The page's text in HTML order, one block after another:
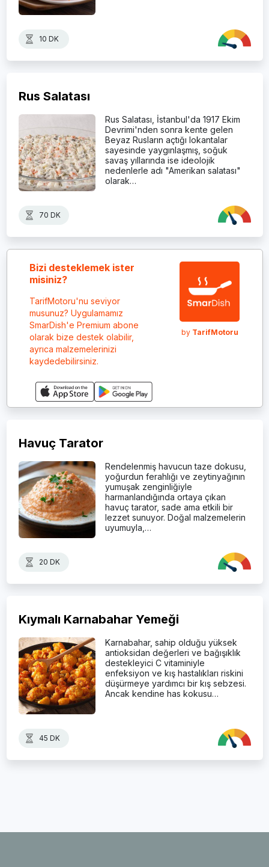
10 DK
Rus Salatası
Rus Salatası, İstanbul'da 1917 Ekim
Devrimi'nden sonra kente gelen
Beyaz Rusların açtığı lokantalar
sayesinde yaygınlaşmış, soğuk
savaş yıllarında ise ideolojik
nedenlerle adı "Amerikan salatası"
olarak…
70 DK
Bizi desteklemek ister
misiniz?
TarifMotoru'nu seviyor
musunuz? Uygulamamız
SmarDish'e Premium abone
olarak bize destek olabilir,
ayrıca malzemelerinizi
kaydedebilirsiniz.
by TarifMotoru
Havuç Tarator
Rendelenmiş havucun taze dokusu,
yoğurdun ferahlığı ve zeytinyağının
yumuşak zenginliğiyle
harmanlandığında ortaya çıkan
havuç tarator, sade ama etkili bir
lezzet sunuyor. Doğal malzemelerin
uyumuyla,…
20 DK
Kıymalı Karnabahar Yemeği
Karnabahar, sahip olduğu yüksek
antioksidan değerleri ve bağışıklık
destekleyici C vitaminiyle
enfeksiyon ve kış hastalıkları riskini
düşürmeye yardımcı bir kış sebzesi.
Ancak kendine has kokusu…
45 DK